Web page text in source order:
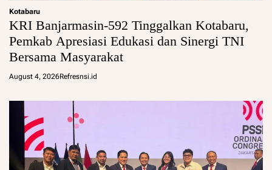
Kotabaru
KRI Banjarmasin-592 Tinggalkan Kotabaru,
Pemkab Apresiasi Edukasi dan Sinergi TNI
Bersama Masyarakat
August 4, 2026Refresnsi.id